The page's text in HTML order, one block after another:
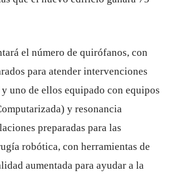
el número de quirófanos, con
para atender intervenciones
uno de ellos equipado con equipos
y resonancia
preparadas para las
robótica, con herramientas de
aumentada para ayudar a la